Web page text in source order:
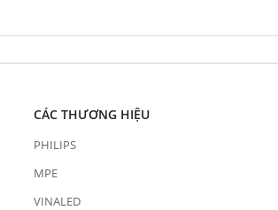
CÁC THƯƠNG HIỆU
PHILIPS
MPE
VINALED